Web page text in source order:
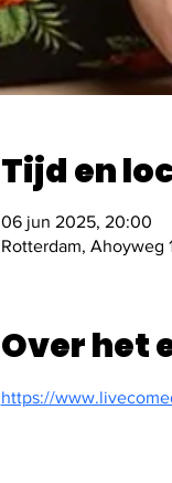
Tijd en
06 jun 2025, 20:00
Rotterdam, Ahoyweg
Over het
https://